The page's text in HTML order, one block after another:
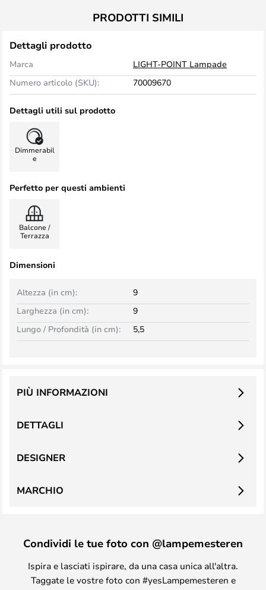
PRODOTTI SIMILI
Dettagli prodotto
Marca
LIGHT-POINT Lampade
Numero articolo (SKU):
70009670
Dettagli utili sul prodotto
Dimmerabil
e
Perfetto per questi ambienti
Balcone /
Terrazza
Dimensioni
Larghezza (in cm): 9
Altezza (in cm): 9
Lungo / Profondità (in cm): 5,5
DETTAGLI
PIÙ INFORMAZIONI
DESIGNER
MARCHIO
Condividi le tue foto con @lampemesteren
Ispira e lasciati ispirare, da una casa unica all'altra.
Taggate le vostre foto con #yesLampemesteren e